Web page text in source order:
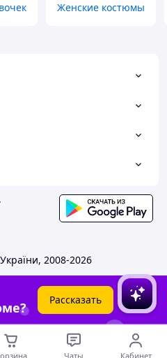
Женские костюмы
2008-2026
Рассказать
Чаты Кабинет